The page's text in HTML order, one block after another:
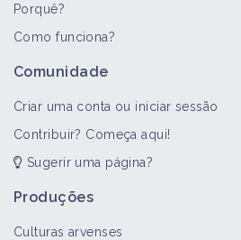
Porquê?
Como funciona?
Comunidade
Criar uma conta ou iniciar sessão
Contribuir? Começa aqui!
Sugerir uma página?
Produções
Culturas arvenses